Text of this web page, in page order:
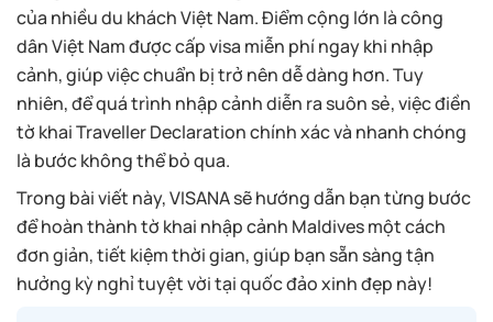
của nhiều du khách Việt Nam. Điểm cộng lớn là công
dân Việt Nam được cấp visa miễn phí ngay khi nhập
cảnh, giúp việc chuẩn bị trở nên dễ dàng hơn. Tuy
nhiên, để quá trình nhập cảnh diễn ra suôn sẻ, việc điền
tờ khai Traveller Declaration chính xác và nhanh chóng
là bước không thể bỏ qua.
Trong bài viết này, VISANA sẽ hướng dẫn bạn từng bước
để hoàn thành tờ khai nhập cảnh Maldives một cách
đơn giản, tiết kiệm thời gian, giúp bạn sẵn sàng tận
hưởng kỳ nghỉ tuyệt vời tại quốc đảo xinh đẹp này!